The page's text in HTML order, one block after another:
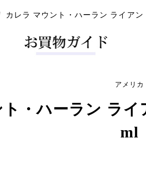
カレラ マウント・ハーラン ライア
アメリカ
・ハーラン ライ
ml